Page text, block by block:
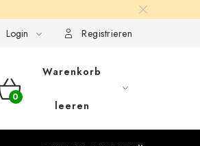
Login Registrieren
WARENKORB
Warenkorb
leeren